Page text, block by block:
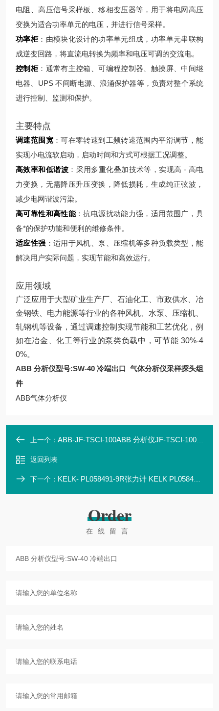
电阻、高压信号采样板、移相变压器等，用于将电网高压
变换为适合功率单元的电压，并进行信号采样。
功率柜：由模块化设计的功率单元组成，功率单元串联构
成逆变回路，将直流电转换为频率和电压可调的交流电。
控制柜：通常有主控箱、可编程控制器、触摸屏、中间继
电器、UPS 不间断电源、浪涌保护器等，负责对整个系统
进行控制、监测和保护。
主要特点
调速范围宽：可在零转速到工频转速范围内平滑调节，能
实现小电流软启动，启动时间和方式可根据工况调整。
高效率和低谐波 ：采用多重化叠加技术等，实现高 - 高电
力变换，无需降压升压变换，降低损耗，生成纯正弦波，
减少电网谐波污染。
高可靠性和高性能：抗电源扰动能力强，适用范围广，具
备*的保护功能和便利的维修条件。
适应性强 ：适用于风机、泵、压缩机等多种负载类型，能
解决用户实际问题，实现节能和高效运行。
应用领域
广泛应用于大型矿业生产厂、石油化工、市政供水、冶
金钢铁、电力能源等行业的各种风机、水泵、压缩机、
轧钢机等设备，通过调速控制实现节能和工艺优化，例
如在冶金、化工等行业的泵类负载中，可节能 30%-4
0%。
ABB 分析仪型号:SW-40 冷端出口 气体分析仪采样探头组
件
ABB气体分析仪
上一个： ABB-JF-TSCI-100ABB 分析仪JF-TSCI-100硫氯测定仪
返回列表
下一个： KELK- PL058491-9R张力计 KELK PL058491-9R
Order
在线留言